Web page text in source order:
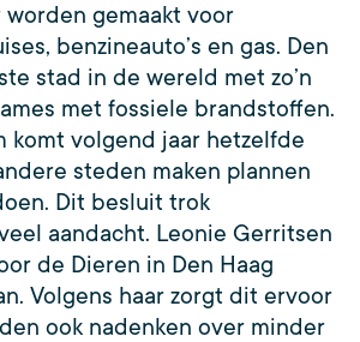
worden gemaakt voor
benzineauto’s en gas. Den
stad in de wereld met zo’n
met fossiele brandstoffen.
komt volgend jaar hetzelfde
steden maken plannen
Dit besluit trok
aandacht. Leonie Gerritsen
de Dieren in Den Haag
Volgens haar zorgt dit ervoor
ook nadenken over minder